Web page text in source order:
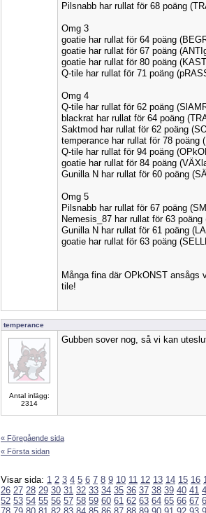
Pilsnabb har rullat för 68 poäng
Omg 3
goatie har rullat för 64 poäng
goatie har rullat för 67 poäng
goatie har rullat för 80 poäng
Q-tile har rullat för 71 poäng
Omg 4
Q-tile har rullat för 62 poäng
blackrat har rullat för 64 poäng
Saktmod har rullat för 62 poäng
temperance har rullat för 78 poäng
Q-tile har rullat för 94 poäng
goatie har rullat för 84 poäng
Gunilla N har rullat för 60 poäng
Omg 5
Pilsnabb har rullat för 67 poäng
Nemesis_87 har rullat för 63 poäng
Gunilla N har rullat för 61 poäng
goatie har rullat för 63 poäng
Många fina där OPkONST ansågs
tile!
temperance
Antal inlägg:
2314
Gubben sover nog, så vi kan
« Föregående sida
« Första sidan
Visar sida: 1 2 3 4 5 6 7 8 9 10 11 12 13 14 15 16
26 27 28 29 30 31 32 33 34 35 36 37 38 39 40 41
52 53 54 55 56 57 58 59 60 61 62 63 64 65 66 67